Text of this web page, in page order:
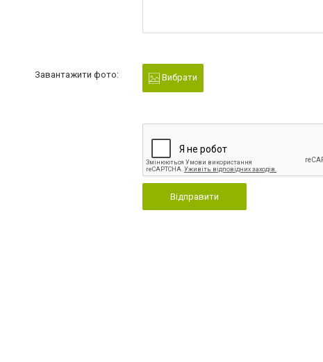
Завантажити фото: Вибрати
Відправити